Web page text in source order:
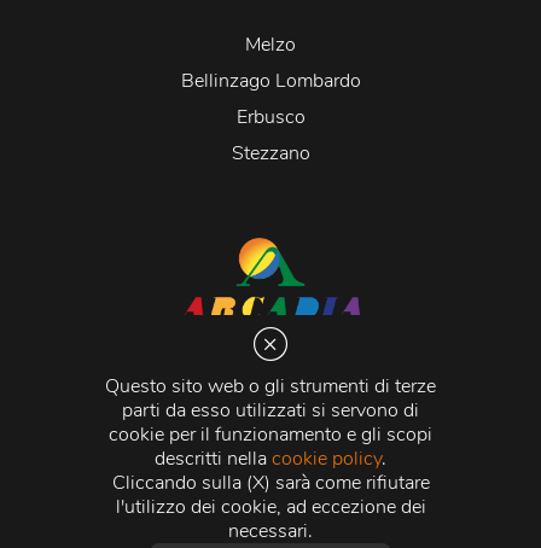
Questo sito web o gli strumenti di terze
parti da esso utilizzati si servono di
cookie per il funzionamento e gli scopi
descritti nellacookie policy.
Cliccando sulla (X) sarà come rifiutare
l'utilizzo dei cookie, ad eccezione dei
necessari.
Melzo
Bellinzago Lombardo
Erbusco
Stezzano
Via Martiri della Libertà 20066 Melzo (MI)
C.C.I.A.A. - R.E.A di Milano n. 1427910
Registro delle Imprese di Milano n. 338392 -
Fiscale e Partita Iva11015840157 | Capitale Sociale
500.000,00 i.v.
Credits:Crea Informatica S.r.l. 2026 © Tutti i diritti
riservati.